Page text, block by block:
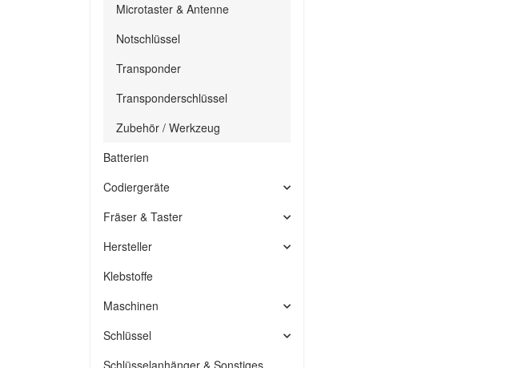
Microtaster & Antenne
Notschlüssel
Transponder
Transponderschlüssel
Zubehör / Werkzeug
Batterien
Codiergeräte
Fräser & Taster
Hersteller
Klebstoffe
Maschinen
Schlüssel
Schlüsselanhänger & Sonstiges